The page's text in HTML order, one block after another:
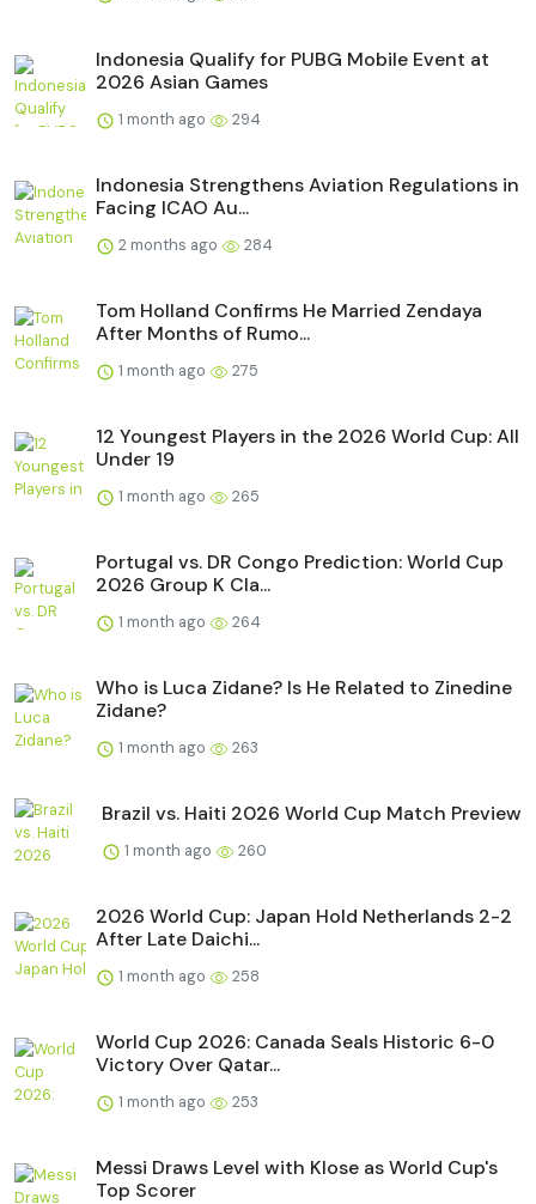
Indonesia Qualify for PUBG Mobile Event at
2026 Asian Games
1 month ago 294
Indonesia Strengthens Aviation Regulations in
Facing ICAO Au...
2 months ago 284
Tom Holland Confirms He Married Zendaya
After Months of Rumo...
1 month ago 275
12 Youngest Players in the 2026 World Cup: All
Under 19
1 month ago 265
Portugal vs. DR Congo Prediction: World Cup
2026 Group K Cla...
1 month ago 264
Who is Luca Zidane? Is He Related to Zinedine
Zidane?
1 month ago 263
Brazil vs. Haiti 2026 World Cup Match Preview
1 month ago 260
2026 World Cup: Japan Hold Netherlands 2-2
After Late Daichi...
1 month ago 258
World Cup 2026: Canada Seals Historic 6-0
Victory Over Qatar...
1 month ago 253
Messi Draws Level with Klose as World Cup's
Top Scorer